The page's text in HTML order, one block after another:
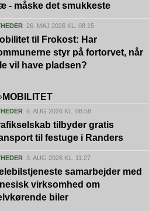
- måske det smukkeste
26. MAJ 2026 KL. 08:15
til Frokost: Har
styr på fortorvet, når
vil have pladsen?
MOBILITET
6. AUG 2026 KL. 08:58
tilbyder gratis
til festuge i Randers
3. AUG 2026 KL. 11:27
samarbejder med
virksomhed om
biler